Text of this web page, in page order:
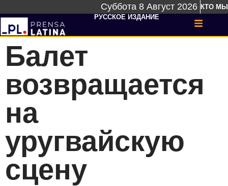
Суббота 8 Август 2026 КТО МЫ
РУССКОЕ ИЗДАНИЕ
Балет
возвращается
на
уругвайскую
сцену